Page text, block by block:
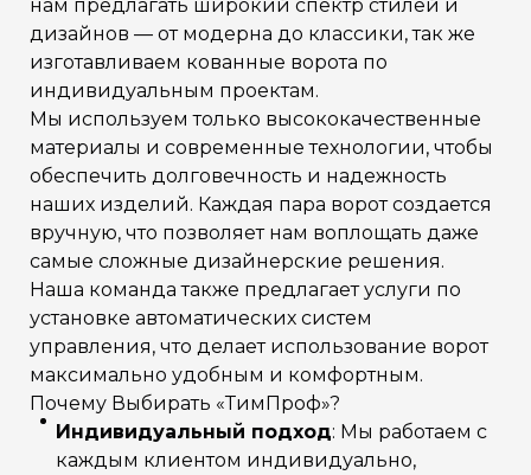
нам предлагать широкий спектр стилей и
дизайнов — от модерна до классики, так же
изготавливаем кованные ворота по
индивидуальным проектам.
Мы используем только высококачественные
материалы и современные технологии, чтобы
обеспечить долговечность и надежность
наших изделий. Каждая пара ворот создается
вручную, что позволяет нам воплощать даже
самые сложные дизайнерские решения.
Наша команда также предлагает услуги по
установке автоматических систем
управления, что делает использование ворот
максимально удобным и комфортным.
Почему Выбирать «ТимПроф»?
Индивидуальный подход: Мы работаем с
каждым клиентом индивидуально,